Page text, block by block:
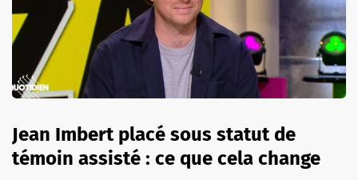
Jean Imbert placé sous statut de
témoin assisté : ce que cela change